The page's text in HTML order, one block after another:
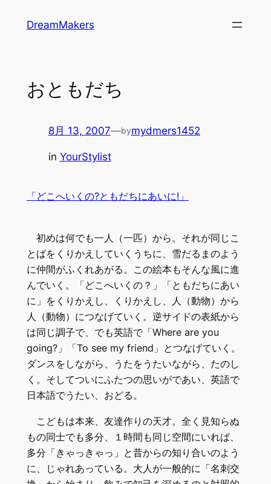
DreamMakers
おともだち
8月 13, 2007—bymydmers1452
in YourStylist
「どこへいくの?ともだちにあいに!」
初めは何でも一人（一匹）から。それが同じこ
とばをくりかえしていくうちに、雪だるまのよう
に仲間がふくれあがる。この絵本もそんな風に進
んでいく。「どこへいくの？」「ともだちにあい
に」をくりかえし、くりかえし、人（動物）から
人（動物）につなげていく。逆サイドの表紙から
は同じ調子で、でも英語で「Where are you
going?」「To see my friend」とつなげていく。
ダンスをしながら、うたをうたいながら、たのし
く。そしてついにふたつの思いがであい、英語で
日本語でうたい、おどる。
こどもは本来、友達作りの天才。全く見知らぬ
もの同士でも多分、１時間も同じ空間にいれば、
多分「きゃっきゃっ」と昔からの知り合いのよう
に、じゃれあっている。大人が一般的に「名刺交